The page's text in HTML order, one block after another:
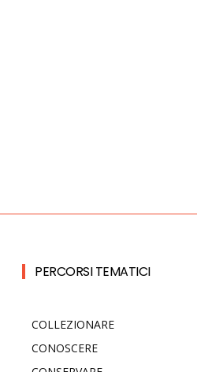
PERCORSI TEMATICI
COLLEZIONARE
CONOSCERE